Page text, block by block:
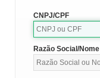
CNPJ/CPF
Razão Social/Nome